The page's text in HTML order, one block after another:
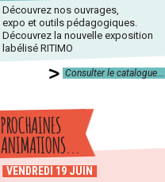
Découvrez nos ouvrages,
expo et outils pédagogiques.
Découvrez la nouvelle exposition
labélisé RITIMO
Consulter le catalogue...
PROCHAINES
ANIMATIONS...
VENDREDI 19 JUIN